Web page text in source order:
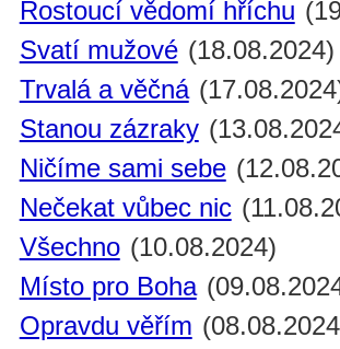
Rostoucí vědomí hříchu
Svatí mužové (18.08.2024)
Trvalá a věčná
Stanou zázraky
Ničíme sami sebe
Nečekat vůbec nic
Všechno (10.08.2024)
Místo pro Boha
Opravdu věřím